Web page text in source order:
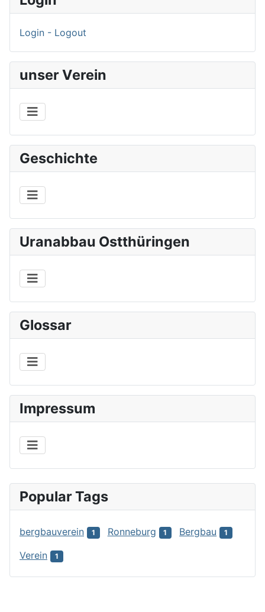
Login - Logout
unser Verein
Geschichte
Uranabbau Ostthüringen
Glossar
Impressum
Popular Tags
bergbauverein 1 Ronneburg 1 Bergbau 1
Verein 1